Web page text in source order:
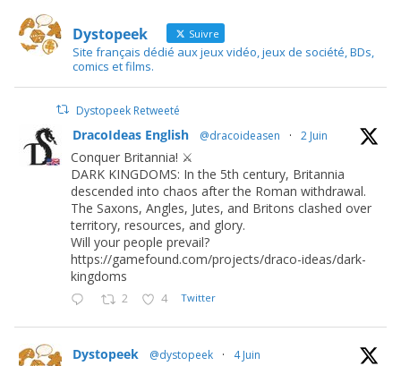
Dystopeek Suivre
Site français dédié aux jeux vidéo, jeux de société, BDs,
comics et films.
Dystopeek Retweeté
DracoIdeas English @dracoideasen · 2 Juin
Conquer Britannia! ⚔️
DARK KINGDOMS: In the 5th century, Britannia
descended into chaos after the Roman withdrawal.
The Saxons, Angles, Jutes, and Britons clashed over
territory, resources, and glory.
Will your people prevail?
https://gamefound.com/projects/draco-ideas/dark-
kingdoms
2 4 Twitter
Dystopeek @dystopeek · 4 Juin